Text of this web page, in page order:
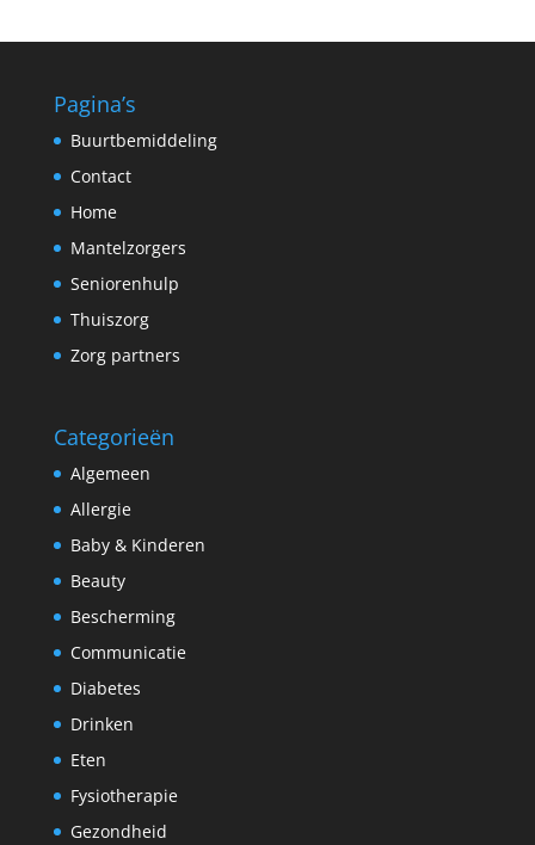
Pagina’s
Buurtbemiddeling
Contact
Home
Mantelzorgers
Seniorenhulp
Thuiszorg
Zorg partners
Categorieën
Algemeen
Allergie
Baby & Kinderen
Beauty
Bescherming
Communicatie
Diabetes
Drinken
Eten
Fysiotherapie
Gezondheid